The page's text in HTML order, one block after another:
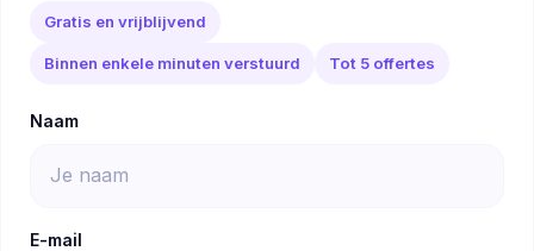
Gratis en vrijblijvend
Binnen enkele minuten verstuurd Tot 5 offertes
Naam
E-mail